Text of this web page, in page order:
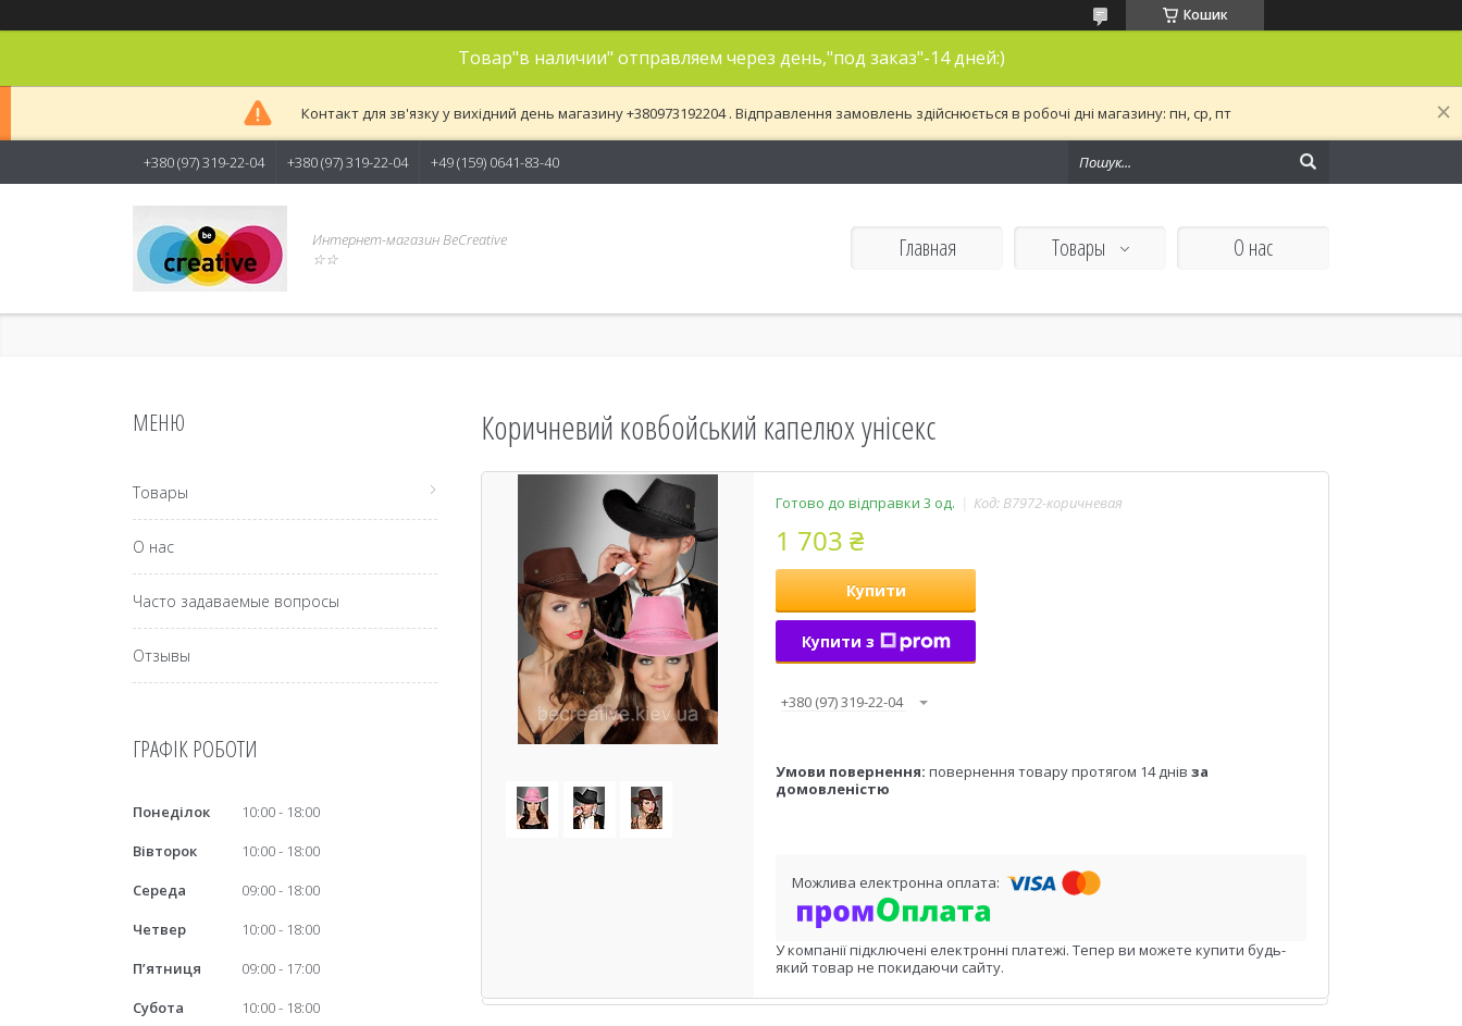
Кошик
Товар"в наличии" отправляем через день,"под заказ"-14 дней:)
Контакт для зв'язку у вихідний день магазину +380973192204 . Відправлення замовлень здійснюється в робочі дні магазину: пн, ср, пт
+380 (97) 319-22-04 +380 (97) 319-22-04 +49 (159) 0641-83-40
Интернет-магазин BeCreative
☆☆
Главная Товары О нас
Коричневий ковбойський капелюх унісекс
Готово до відправки 3 од. Код: B7972-коричневая
1 703 ₴
Купити
Купити з
+380 (97) 319-22-04
повернення товару протягом 14 днів за
домовленістю
У компанії підключені електронні платежі. Тепер ви можете купити будь-
який товар не покидаючи сайту.
Товары
О нас
Часто задаваемые вопросы
Отзывы
ГРАФІК РОБОТИ
Понеділок 10:00
18:00
Вівторок
10:00
18:00
Середа
09:00
18:00
Четвер
10:00
18:00
Пʼятниця
09:00
17:00
Субота
10:00
18:00